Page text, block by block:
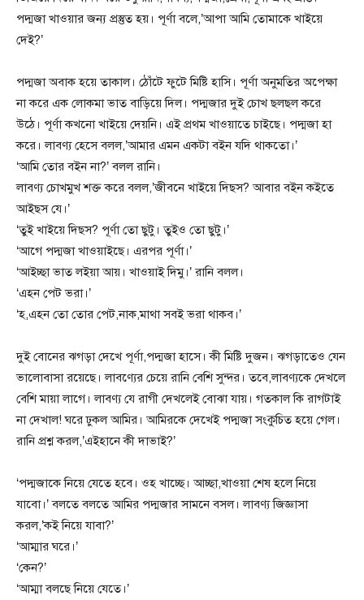
পদ্মজা খাওয়ার জন্য প্রস্তুত হয়। পূর্ণা বলে,’আপা আমি তোমাকে খাইয়ে
দেই?’
পদ্মজা অবাক হয়ে তাকাল। ঠোঁটে ফুটে মিষ্টি হাসি। পূর্ণা অনুমতির অপেক্ষা
না করে এক লোকমা ভাত বাড়িয়ে দিল। পদ্মজার দুই চোখ ছলছল করে
উঠে। পূর্ণা কখনো খাইয়ে দেয়নি। এই প্রথম খাওয়াতে চাইছে। পদ্মজা হা
করে। লাবণ্য হেসে বলল,’আমার এমন একটা বইন যদি থাকতো।’
‘আমি তোর বইন না?’ বলল রানি।
লাবণ্য চোখমুখ শক্ত করে বলল,’জীবনে খাইয়ে দিছস? আবার বইন কইতে
আইছস যে।’
‘তুই খাইয়ে দিছস? পূর্ণা তো ছুটু। তুইও তো ছুটু।’
‘আগে পদ্মজা খাওয়াইছে। এরপর পূর্ণা।’
‘আইচ্ছা ভাত লইয়া আয়। খাওয়াই দিমু।’ রানি বলল।
‘এহন পেট ভরা।’
‘হ,এহন তো তোর পেট,নাক,মাথা সবই ভরা থাকব।’
দুই বোনের ঝগড়া দেখে পূর্ণা,পদ্মজা হাসে। কী মিষ্টি দুজন। ঝগড়াতেও যেন
ভালোবাসা রয়েছে। লাবণ্যের চেয়ে রানি বেশি সুন্দর। তবে,লাবণ্যকে দেখলে
বেশি মায়া লাগে। লাবণ্য যে রাগী দেখলেই বোঝা যায়। গতকাল কি রাগটাই
না দেখাল! ঘরে ঢুকল আমির। আমিরকে দেখেই পদ্মজা সংকুচিত হয়ে গেল।
রানি প্রশ্ন করল,’এইহানে কী দাভাই?’
‘পদ্মজাকে নিয়ে যেতে হবে। ওহ খাচ্ছে। আচ্ছা,খাওয়া শেষ হলে নিয়ে
যাবো।’ বলতে বলতে আমির পদ্মজার সামনে বসল। লাবণ্য জিজ্ঞাসা
করল,’কই নিয়ে যাবা?’
‘আম্মার ঘরে।’
‘কেন?’
‘আম্মা বলছে নিয়ে যেতে।’